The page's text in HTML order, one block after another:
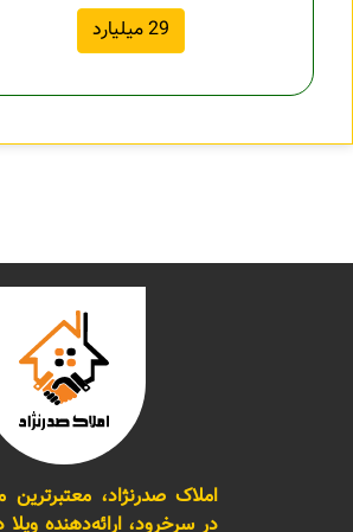
29 میلیارد
املاک صدرنژاد، معتبرترین
در سرخرود، ارائه‌دهنده